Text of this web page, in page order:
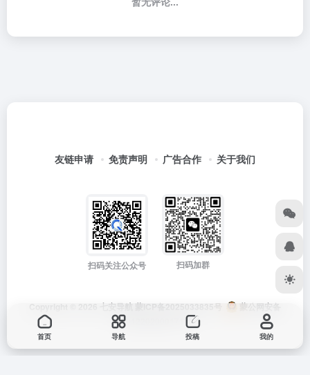
友链申请 免责声明 广告合作 关于我们
扫码关注公众号 扫码加群
Copyright © 2026 七安导航 蒙ICP备2025033835号
蒙公网安备
15012202000171号
首页 导航 投稿 我的